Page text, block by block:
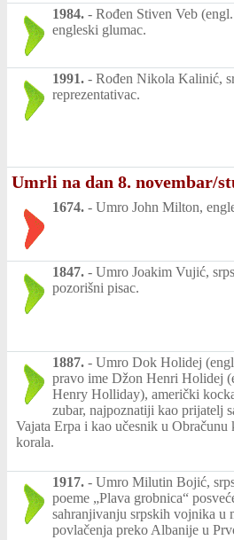
1984. - Rođen Stiven Veb
engleski glumac.
1991. - Rođen Nikola Kalinić,
reprezentativac.
Umrli na dan 8. novembar/
1674. - Umro John Milton,
1847. - Umro Joakim Vujić,
pozorišni pisac.
1887. - Umro Dok Holidej
pravo ime Džon Henri Holidej
Henry Holliday), američki
zubar, najpoznatiji kao prijatelj
Vajata Erpa i kao učesnik u Obračunu
korala.
1917. - Umro Milutin Bojić,
poeme „Plava grobnica“
sahranjivanju srpskih vojnika u
povlačenja preko Albanije u